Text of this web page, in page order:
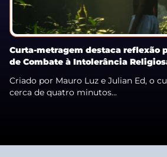
Curta-metragem destaca reflexão
de Combate à Intolerância
Criado por Mauro Luz e Julian Ed, o
cerca de quatro minutos...